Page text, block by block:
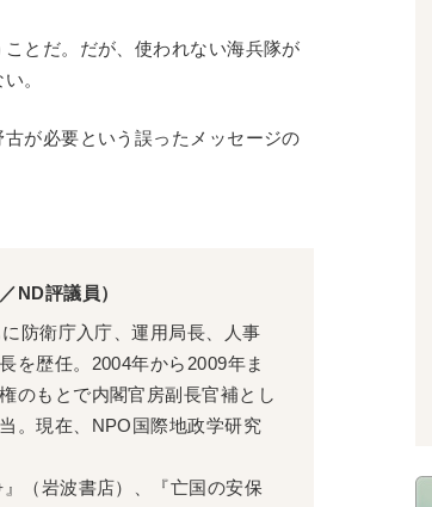
とだ。だが、使われない海兵隊が
。
が必要という誤ったメッセージの
ND評議員）
防衛庁入庁、運用局長、人事
を歴任。2004年から2009年ま
のもとで内閣官房副長官補とし
。現在、NPO国際地政学研究
（岩波書店）、『亡国の安保